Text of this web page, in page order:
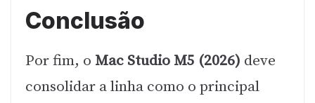
Conclusão
Por fim, o Mac Studio M5 (2026) deve
consolidar a linha como o principal